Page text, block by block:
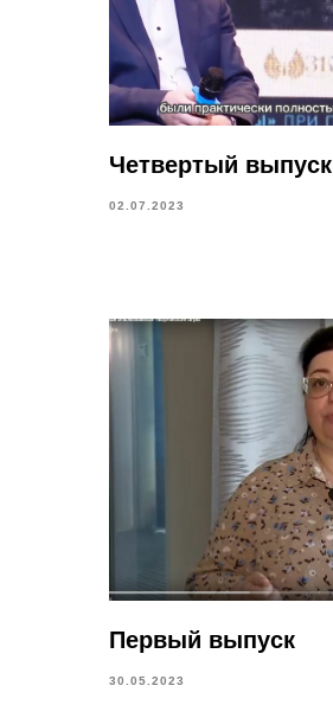
Четвертый выпуск
02.07.2023
Первый выпуск
30.05.2023